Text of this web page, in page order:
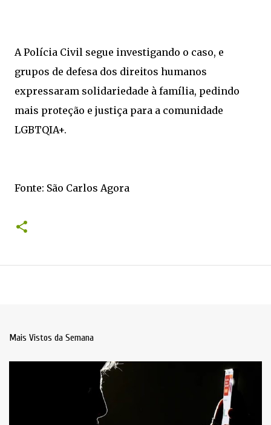
A Polícia Civil segue investigando o caso, e
grupos de defesa dos direitos humanos
expressaram solidariedade à família, pedindo
mais proteção e justiça para a comunidade
LGBTQIA+.
Fonte: São Carlos Agora
Mais Vistos da Semana